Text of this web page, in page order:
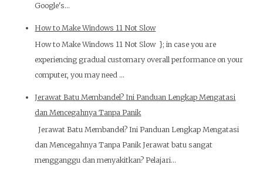
Google's...
How to Make Windows 11 Not Slow
How to Make Windows 11 Not Slow }; in case you are
experiencing gradual customary overall performance on your
computer, you may need ...
Jerawat Batu Membandel? Ini Panduan Lengkap Mengatasi
dan Mencegahnya Tanpa Panik
Jerawat Batu Membandel? Ini Panduan Lengkap Mengatasi
dan Mencegahnya Tanpa Panik Jerawat batu sangat
mengganggu dan menyakitkan? Pelajari...